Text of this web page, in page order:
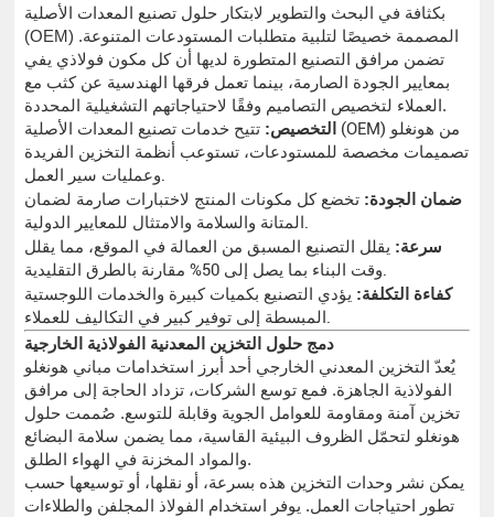
بكثافة في البحث والتطوير لابتكار حلول تصنيع المعدات الأصلية
(OEM) المصممة خصيصًا لتلبية متطلبات المستودعات المتنوعة.
تضمن مرافق التصنيع المتطورة لديها أن كل مكون فولاذي يفي
بمعايير الجودة الصارمة، بينما تعمل فرقها الهندسية عن كثب مع
العملاء لتخصيص التصاميم وفقًا لاحتياجاتهم التشغيلية المحددة.
التخصيص: تتيح خدمات تصنيع المعدات الأصلية (OEM) من هونغلو
تصميمات مخصصة للمستودعات، تستوعب أنظمة التخزين الفريدة
وعمليات سير العمل.
ضمان الجودة: تخضع كل مكونات المنتج لاختبارات صارمة لضمان
المتانة والسلامة والامتثال للمعايير الدولية.
سرعة: يقلل التصنيع المسبق من العمالة في الموقع، مما يقلل
وقت البناء بما يصل إلى 50% مقارنة بالطرق التقليدية.
كفاءة التكلفة: يؤدي التصنيع بكميات كبيرة والخدمات اللوجستية
المبسطة إلى توفير كبير في التكاليف للعملاء.
دمج حلول التخزين المعدنية الفولاذية الخارجية
يُعدّ التخزين المعدني الخارجي أحد أبرز استخدامات مباني هونغلو
الفولاذية الجاهزة. فمع توسع الشركات، تزداد الحاجة إلى مرافق
تخزين آمنة ومقاومة للعوامل الجوية وقابلة للتوسع. صُممت حلول
هونغلو لتحمّل الظروف البيئية القاسية، مما يضمن سلامة البضائع
والمواد المخزنة في الهواء الطلق.
يمكن نشر وحدات التخزين هذه بسرعة، أو نقلها، أو توسيعها حسب
تطور احتياجات العمل. يوفر استخدام الفولاذ المجلفن والطلاءات